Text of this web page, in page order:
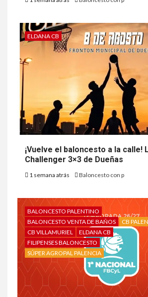
ELDANA CB
¡Vuelve el baloncesto a la calle!
Challenger 3×3 de Dueñas
1 semana atrás Baloncesto con p
BALONCESTO PALENTINO
BALONCESTO VENTA DE BAÑOS
CB
CB VILLAMURIEL
ELDANA CB
FILIPENSES BALONCESTO
SÚPER AGROPAL PALENCIA